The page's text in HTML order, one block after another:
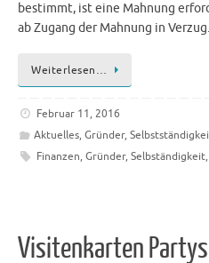
bestimmt, ist eine Mahnung
ab Zugang der Mahnung in
Weiterlesen…
Februar 11, 2016
Aktuelles, Gründer,
Finanzen, Gründer, Selbständigkeit,
Visitenkarten Partys